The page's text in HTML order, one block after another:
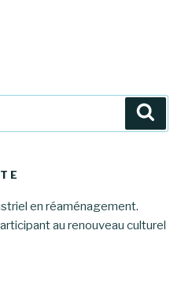
en réaménagement.
au renouveau culturel